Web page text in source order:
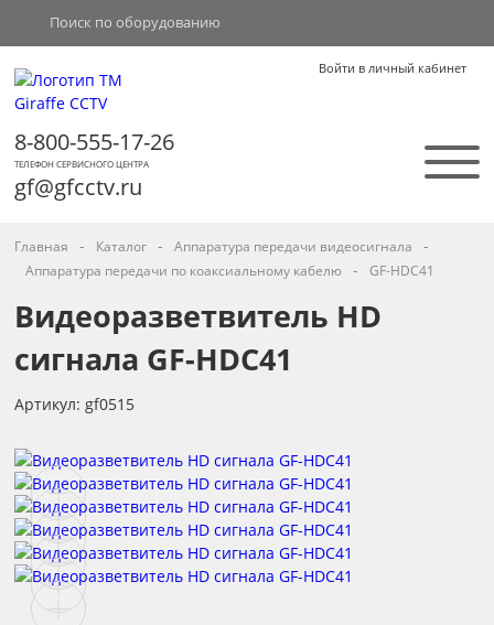
Войти в личный кабинет
8-800-555-17-26
ТЕЛЕФОН СЕРВИСНОГО ЦЕНТРА
gf@gfcctv.ru
Главная - Каталог - Аппаратура передачи видеосигнала -
Аппаратура передачи по коаксиальному кабелю - GF-HDC41
Видеоразветвитель HD
сигнала GF-HDC41
Артикул: gf0515